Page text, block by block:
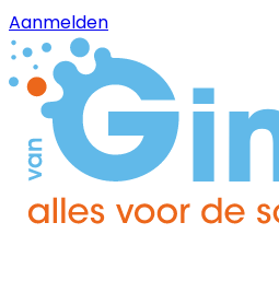
Aanmelden